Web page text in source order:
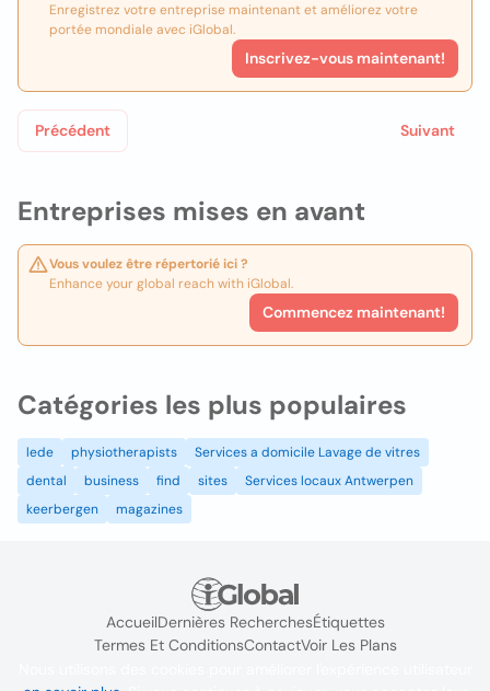
Entreprises mises en avant
Vous voulez être répertorié ici ?
Enhance your global reach with iGlobal.
Commencez maintenant!
Enregistrez votre entreprise maintenant et améliorez votre
portée mondiale avec iGlobal.
Inscrivez-vous maintenant!
Précédent Suivant
Catégories les plus populaires
lede physiotherapists
Services a domicile Lavage de vitres
dental
business find sites
Services locaux Antwerpen
keerbergen
magazines
AccueilDernières RecherchesÉtiquettes
Termes Et ConditionsContactVoir Les Plans